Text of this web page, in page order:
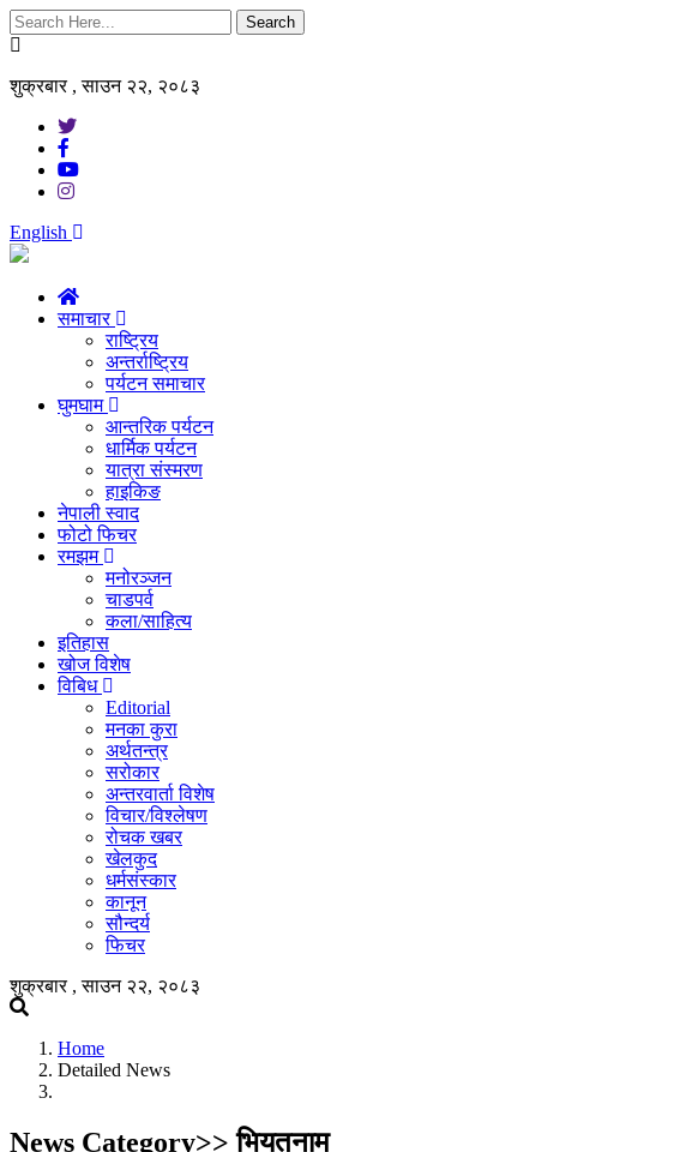
Search
शुक्रबार , साउन २२, २०८३
English
समाचार
राष्ट्रिय
अन्तर्राष्ट्रिय
पर्यटन समाचार
घुमघाम
आन्तरिक पर्यटन
धार्मिक पर्यटन
यात्रा संस्मरण
हाइकिङ
नेपाली स्वाद
फोटो फिचर
रमझम
मनोरञ्जन
चाडपर्व
कला/साहित्य
इतिहास
खोज विशेष
विबिध
Editorial
मनका कुरा
अर्थतन्त्र
सरोकार
अन्तरवार्ता विशेष
विचार/विश्लेषण
रोचक खबर
खेलकुद
धर्मसंस्कार
कानून
सौन्दर्य
फिचर
शुक्रबार , साउन २२, २०८३
Home
Detailed News
News Category>> भियतनाम